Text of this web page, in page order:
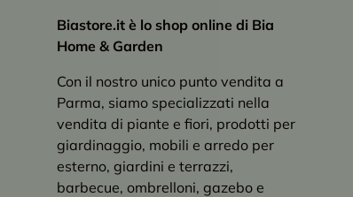
Biastore.it è lo shop online di Bia
Home & Garden
Con il nostro unico punto vendita a
Parma, siamo specializzati nella
vendita di piante e fiori, prodotti per
giardinaggio, mobili e arredo per
esterno, giardini e terrazzi,
barbecue, ombrelloni, gazebo e